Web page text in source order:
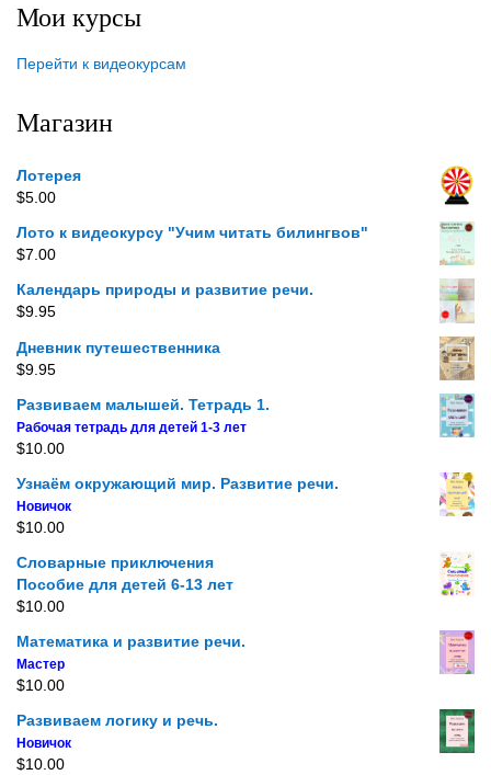
Мои курсы
Перейти к видеокурсам
Магазин
Лотерея
$5.00
Лото к видеокурсу "Учим читать билингвов"
$7.00
Календарь природы и развитие речи.
$9.95
Дневник путешественника
$9.95
Развиваем малышей. Тетрадь 1.
Рабочая тетрадь для детей 1-3 лет
$10.00
Узнаём окружающий мир. Развитие речи.
Новичок
$10.00
Словарные приключения
Пособие для детей 6-13 лет
$10.00
Математика и развитие речи.
Мастер
$10.00
Развиваем логику и речь.
Новичок
$10.00